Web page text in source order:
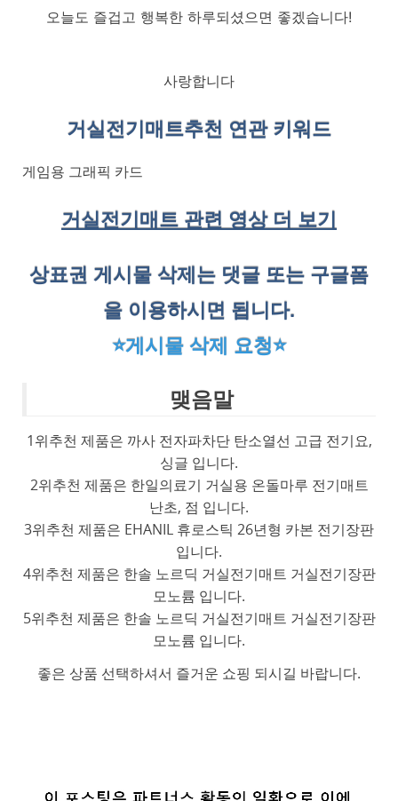
오늘도 즐겁고 행복한 하루되셨으면 좋겠습니다!
사랑합니다
거실전기매트추천 연관 키워드
게임용 그래픽 카드
거실전기매트 관련 영상 더 보기
상표권 게시물 삭제는 댓글 또는 구글폼
을 이용하시면 됩니다.
⭐게시물 삭제 요청⭐
맺음말
1위추천 제품은 까사 전자파차단 탄소열선 고급 전기요,
싱글 입니다.
2위추천 제품은 한일의료기 거실용 온돌마루 전기매트
난초, 점 입니다.
3위추천 제품은 EHANIL 휴로스틱 26년형 카본 전기장판
입니다.
4위추천 제품은 한솔 노르딕 거실전기매트 거실전기장판
모노륨 입니다.
5위추천 제품은 한솔 노르딕 거실전기매트 거실전기장판
모노륨 입니다.
좋은 상품 선택하셔서 즐거운 쇼핑 되시길 바랍니다.